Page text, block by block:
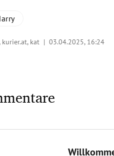
kurier.at, kat |03.04.2025, 16:24